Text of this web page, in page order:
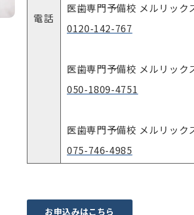
電話
医歯専門予備校 メルリック
0120-142-767
医歯専門予備校 メルリック
050-1809-4751
医歯専門予備校 メルリック
075-746-4985
お申込みはこちら